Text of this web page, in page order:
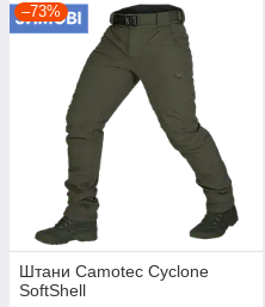
–73%
Штани Camotec Cyclone
SoftShell